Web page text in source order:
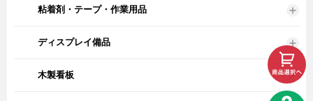
粘着剤・テープ・作業用品
ディスプレイ備品
木製看板